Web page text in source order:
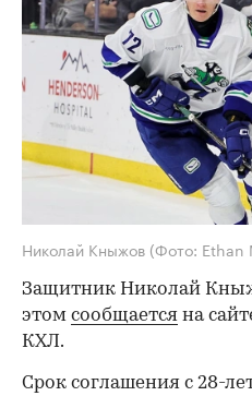
Николай Кныжов (Фото: Ethan
Защитник Николай
этом сообщается на
КХЛ.
Срок соглашения с 28-